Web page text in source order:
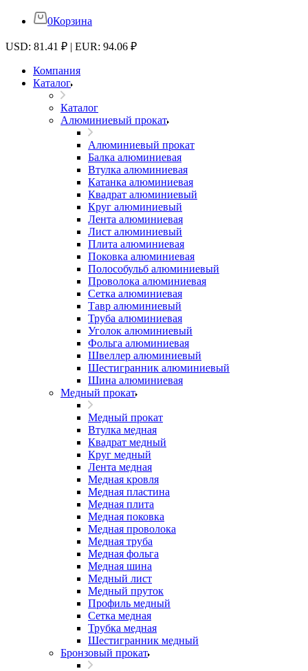
0Корзина
USD: 81.41 ₽ | EUR: 94.06 ₽
Компания
Каталог
Каталог
Алюминиевый прокат
Алюминиевый прокат
Балка алюминиевая
Втулка алюминиевая
Катанка алюминиевая
Квадрат алюминиевый
Круг алюминиевый
Лента алюминиевая
Лист алюминиевый
Плита алюминиевая
Поковка алюминиевая
Полособульб алюминиевый
Проволока алюминиевая
Сетка алюминиевая
Тавр алюминиевый
Труба алюминиевая
Уголок алюминиевый
Фольга алюминиевая
Швеллер алюминиевый
Шестигранник алюминиевый
Шина алюминиевая
Медный прокат
Медный прокат
Втулка медная
Квадрат медный
Круг медный
Лента медная
Медная кровля
Медная пластина
Медная плита
Медная поковка
Медная проволока
Медная труба
Медная фольга
Медная шина
Медный лист
Медный пруток
Профиль медный
Сетка медная
Трубка медная
Шестигранник медный
Бронзовый прокат